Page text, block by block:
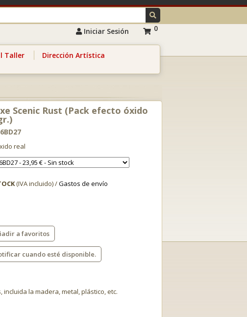
Iniciar Sesión 0
Taller Dirección Artística
Scenic Rust (Pack efecto óxido
real
(IVA incluido) /Gastos de envío
a favoritos
cuando esté disponible.
la madera, metal, plástico, etc.